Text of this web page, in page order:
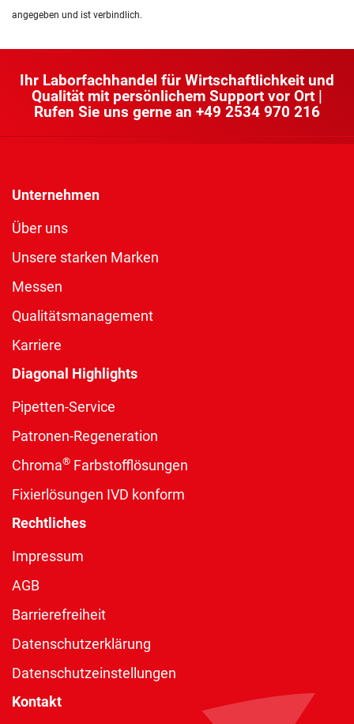
angegeben und ist verbindlich.
Ihr Laborfachhandel für Wirtschaftlichkeit und
Qualität mit persönlichem Support vor Ort |
Rufen Sie uns gerne an +49 2534 970 216
Unternehmen
Über uns
Unsere starken Marken
Messen
Qualitätsmanagement
Karriere
Diagonal Highlights
Pipetten-Service
Patronen-Regeneration
Chroma® Farbstofflösungen
Fixierlösungen IVD konform
Rechtliches
Impressum
AGB
Barrierefreiheit
Datenschutzerklärung
Datenschutzeinstellungen
Kontakt